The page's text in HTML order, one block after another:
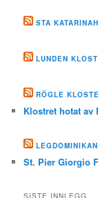
STA
LUNDEN
RÖGLE
Klostret hotat av
St. Pier Giorgio
SISTE INNLEGG